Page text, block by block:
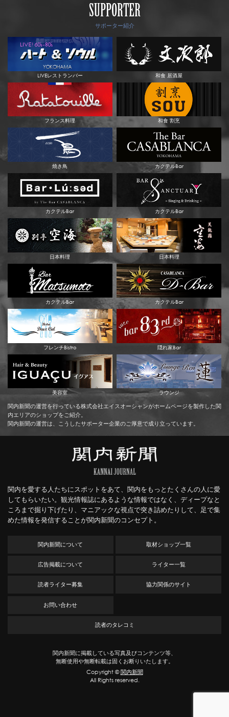
SUPPORTER
サポーター紹介
LIVEレストランバー 和食 居酒屋
フランス料理 和食 割烹
焼き鳥 カクテルBar
カクテルBar カクテルBar
日本料理 日本料理
カクテルBar カクテルBar
フレンチBistro 隠れ家Bar
美容室 ラウンジ
関内新聞の運営を行っている株式会社エイスオーシャンがホームページを製作した関
内エリアのショップをご紹介。
関内新聞の運営は、こうしたサポーター企業のご厚意で成り立っています。
関内を愛する人たちにスポットをあて、関内をもっとたくさんの人に愛
してもらいたい。観光情報誌にあるような情報ではなく、ディープなと
ころまで掘り下げたり、マニアックな視点で突き詰めたりして、足で集
めた情報を発信することが関内新聞のコンセプト。
関内新聞について 取材ショップ一覧
広告掲載について ライター一覧
読者ライター募集 協力関係のサイト
お問い合わせ
読者のタレコミ
関内新聞に掲載している写真及びコンテンツ等、
無断使用や無断転載は固くお断りいたします。
Copyright ©関内新聞
All Rights reserved.